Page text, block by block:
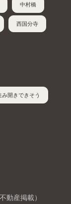
中村橋
西国分寺
み開きできそう
動産掲載）